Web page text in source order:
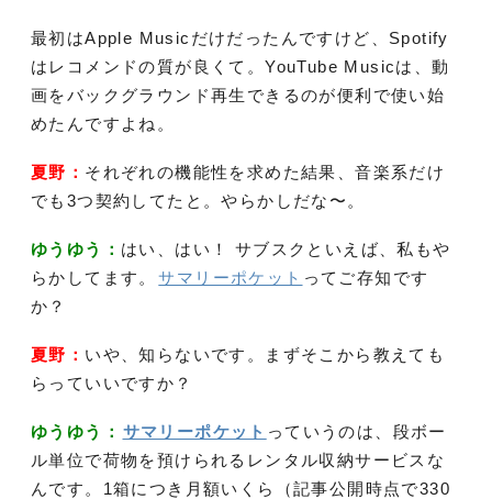
最初はApple Musicだけだったんですけど、Spotify
はレコメンドの質が良くて。YouTube Musicは、動
画をバックグラウンド再生できるのが便利で使い始
めたんですよね。
夏野： それぞれの機能性を求めた結果、音楽系だけ
でも3つ契約してたと。やらかしだな〜。
ゆうゆう： はい、はい！ サブスクといえば、私もや
らかしてます。 サマリーポケット ってご存知です
か？
夏野： いや、知らないです。まずそこから教えても
らっていいですか？
ゆうゆう： サマリーポケット っていうのは、段ボー
ル単位で荷物を預けられるレンタル収納サービスな
んです。1箱につき月額いくら（記事公開時点で330